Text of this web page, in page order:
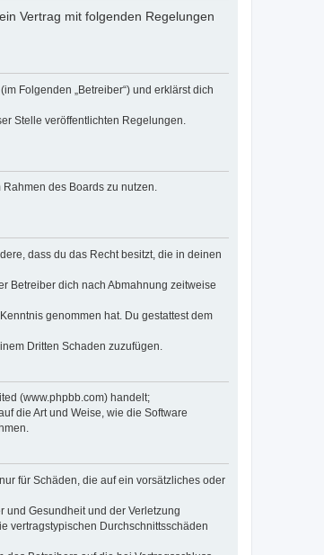
Vertrag mit folgenden Regelungen
Folgenden „Betreiber“) und erklärst dich
Stelle veröffentlichten Regelungen.
des Boards zu nutzen.
dass du das Recht besitzt, die in deinen
Betreiber dich nach Abmahnung zeitweise
genommen hat. Du gestattest dem
Dritten Schaden zuzufügen.
(www.phpbb.com) handelt;
die Art und Weise, wie die Software
für Schäden, die auf ein vorsätzliches oder
und Gesundheit und der Verletzung
vertragstypischen Durchschnittsschäden